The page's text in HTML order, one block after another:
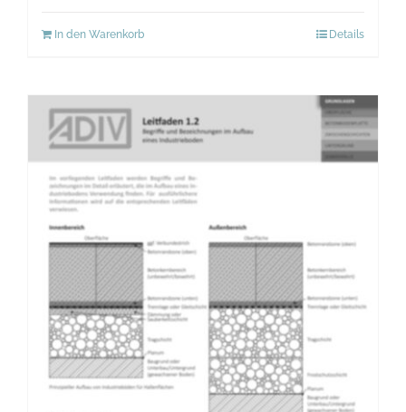
In den Warenkorb Details